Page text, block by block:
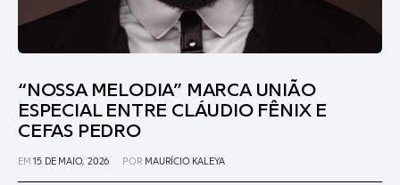
“NOSSA MELODIA” MARCA UNIÃO
ESPECIAL ENTRE CLÁUDIO FÊNIX E
CEFAS PEDRO
EM15 DE MAIO, 2026 POR MAURÍCIO KALEYA